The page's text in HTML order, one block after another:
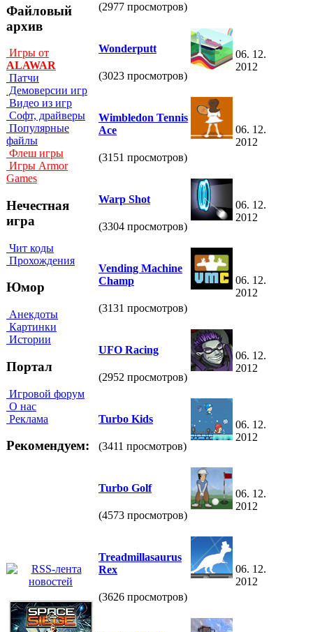
Файловый
архив
Игры от
ALAWAR
Патчи
Демоверсии игр
Видео из игр
Софт, драйверы
Популярные
файлы
Флеш игры
Игры Armor
Games
Нечестная
игра
Чит коды
Прохождения
Юмор
Анекдоты
Картинки
Истории
Портал
Игровой форум
О нас
Реклама
Рекомендуем:
(2977 просмотров)
Wonderputt
(3023 просмотров)
06. 12.
2012
Wimbledon Tennis
Ace
(3151 просмотров)
06. 12.
2012
Warp Shot
(3304 просмотров)
06. 12.
2012
Vending Machine
Champ
(3131 просмотров)
06. 12.
2012
UFO Racing
(2952 просмотров)
06. 12.
2012
Turbo Kids
(3411 просмотров)
06. 12.
2012
Turbo Golf
(4573 просмотров)
06. 12.
2012
Treadmillasaurus
Rex
(3626 просмотров)
06. 12.
2012